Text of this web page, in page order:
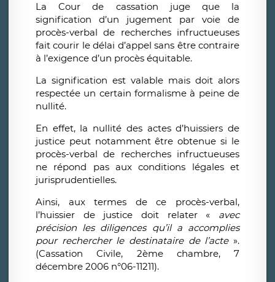
La Cour de cassation juge que la
signification d’un jugement par voie de
procès-verbal de recherches infructueuses
fait courir le délai d’appel sans être contraire
à l’exigence d’un procès équitable.
La signification est valable mais doit alors
respectée un certain formalisme à peine de
nullité.
En effet, la nullité des actes d’huissiers de
justice peut notamment être obtenue si le
procès-verbal de recherches infructueuses
ne répond pas aux conditions légales et
jurisprudentielles.
Ainsi, aux termes de ce procès-verbal,
l’huissier de justice doit relater « avec
précision les diligences qu’il a accomplies
pour rechercher le destinataire de l’acte ».
(Cassation Civile, 2ème chambre, 7
décembre 2006 n°06-11211).